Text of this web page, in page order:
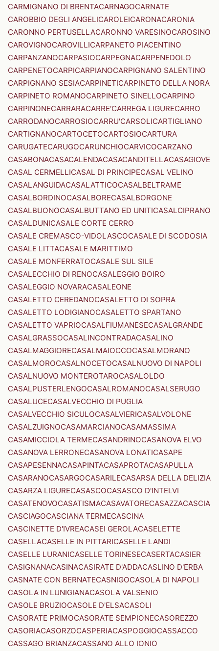
CARMIGNANO DI BRENTACARNAGOCARNATE
CAROBBIO DEGLI ANGELICAROLEICARONACARONIA
CARONNO PERTUSELLACARONNO VARESINOCAROSINO
CAROVIGNOCAROVILLICARPANETO PIACENTINO
CARPANZANOCARPASIOCARPEGNACARPENEDOLO
CARPENETOCARPICARPIANOCARPIGNANO SALENTINO
CARPIGNANO SESIACARPINETICARPINETO DELLA NORA
CARPINETO ROMANOCARPINETO SINELLOCARPINO
CARPINONECARRARACARRE'CARREGA LIGURECARRO
CARRODANOCARROSIOCARRU'CARSOLICARTIGLIANO
CARTIGNANOCARTOCETOCARTOSIOCARTURA
CARUGATECARUGOCARUNCHIOCARVICOCARZANO
CASABONACASACALENDACASACANDITELLACASAGIOVE
CASAL CERMELLICASAL DI PRINCIPECASAL VELINO
CASALANGUIDACASALATTICOCASALBELTRAME
CASALBORDINOCASALBORECASALBORGONE
CASALBUONOCASALBUTTANO ED UNITICASALCIPRANO
CASALDUNICASALE CORTE CERRO
CASALE CREMASCO-VIDOLASCOCASALE DI SCODOSIA
CASALE LITTACASALE MARITTIMO
CASALE MONFERRATOCASALE SUL SILE
CASALECCHIO DI RENOCASALEGGIO BOIRO
CASALEGGIO NOVARACASALEONE
CASALETTO CEREDANOCASALETTO DI SOPRA
CASALETTO LODIGIANOCASALETTO SPARTANO
CASALETTO VAPRIOCASALFIUMANESECASALGRANDE
CASALGRASSOCASALINCONTRADACASALINO
CASALMAGGIORECASALMAIOCCOCASALMORANO
CASALMOROCASALNOCETOCASALNUOVO DI NAPOLI
CASALNUOVO MONTEROTAROCASALOLDO
CASALPUSTERLENGOCASALROMANOCASALSERUGO
CASALUCECASALVECCHIO DI PUGLIA
CASALVECCHIO SICULOCASALVIERICASALVOLONE
CASALZUIGNOCASAMARCIANOCASAMASSIMA
CASAMICCIOLA TERMECASANDRINOCASANOVA ELVO
CASANOVA LERRONECASANOVA LONATICASAPE
CASAPESENNACASAPINTACASAPROTACASAPULLA
CASARANOCASARGOCASARILECASARSA DELLA DELIZIA
CASARZA LIGURECASASCOCASASCO D'INTELVI
CASATENOVOCASATISMACASAVATORECASAZZACASCIA
CASCIAGOCASCIANA TERMECASCINA
CASCINETTE D'IVREACASEI GEROLACASELETTE
CASELLACASELLE IN PITTARICASELLE LANDI
CASELLE LURANICASELLE TORINESECASERTACASIER
CASIGNANACASINACASIRATE D'ADDACASLINO D'ERBA
CASNATE CON BERNATECASNIGOCASOLA DI NAPOLI
CASOLA IN LUNIGIANACASOLA VALSENIO
CASOLE BRUZIOCASOLE D'ELSACASOLI
CASORATE PRIMOCASORATE SEMPIONECASOREZZO
CASORIACASORZOCASPERIACASPOGGIOCASSACCO
CASSAGO BRIANZACASSANO ALLO IONIO